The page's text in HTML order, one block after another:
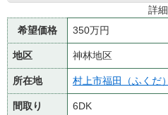
詳細
希望価格
350万円
地区 神林地区
所在地 村上市福田（ふくだ）
間取り 6DK